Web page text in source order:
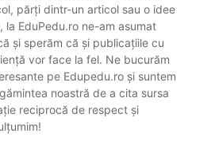
părți dintr-un articol sau o idee
EduPedu.ro ne-am asumat
și sperăm că și publicațiile cu
vor face la fel. Ne bucurăm
pe Edupedu.ro și suntem
noastră de a cita sursa
reciprocă de respect și